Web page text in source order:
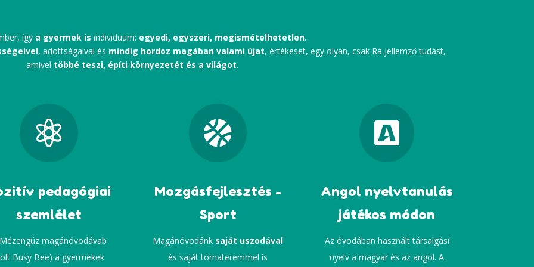
így a gyermek is individuum: egyedi, egyszeri, megismételhetetlen.
, adottságaival és mindig hordoz magában valami újat, értékeset, egy olyan, csak Rá jellemző tudást,
amivel többé teszi, építi környezetét és a világot.

pedagógiai
szemlélet
magánóvodávab
Busy Bee) a gyermekek

Mozgásfejlesztés -
Sport
Magánóvodánk saját uszodával
és saját tornateremmel is

Angol nyelvtanulás
játékos módon
Az óvodában használt társalgási
nyelv a magyar és az angol. A